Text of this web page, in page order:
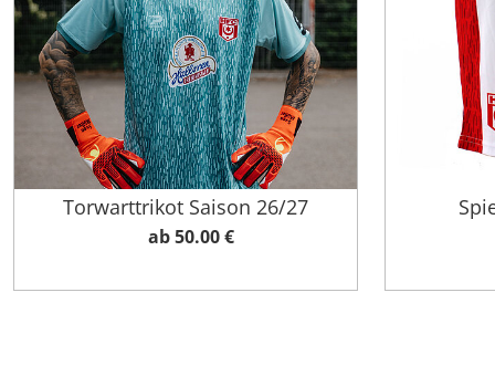
Torwarttrikot Saison 26/27
ab 50.00 €